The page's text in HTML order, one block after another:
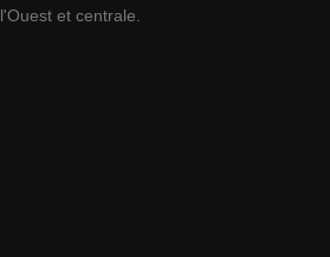
et centrale.